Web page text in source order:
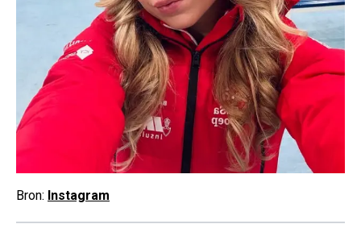
Bron: Instagram